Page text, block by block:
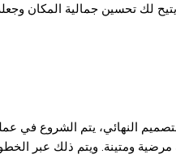
لك تحسين جمالية المكان وجعله
النهائي، يتم الشروع في
ومتينة. ويتم ذلك عبر